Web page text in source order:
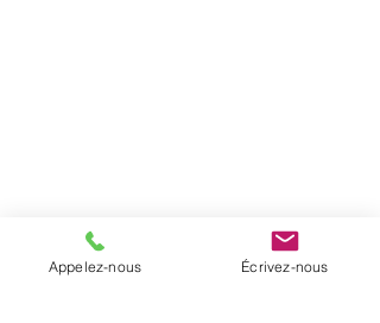
Appelez-nous Écrivez-nous